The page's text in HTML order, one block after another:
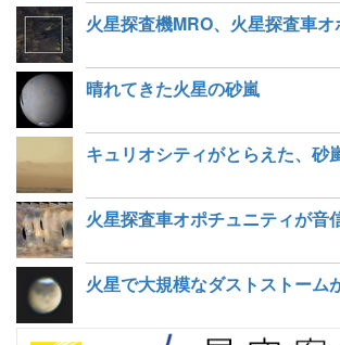
晴れてきた火星の砂嵐
キュリオシティがとらえた、砂
火星探査車オポチュニティが音
火星で大規模なダストストーム